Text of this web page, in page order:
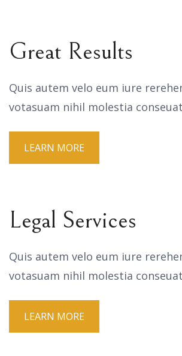
Great Results
Quis autem velo eum iure
votasuam nihil molestia
LEARN MORE
Legal Services
Quis autem velo eum iure
votasuam nihil molestia
LEARN MORE